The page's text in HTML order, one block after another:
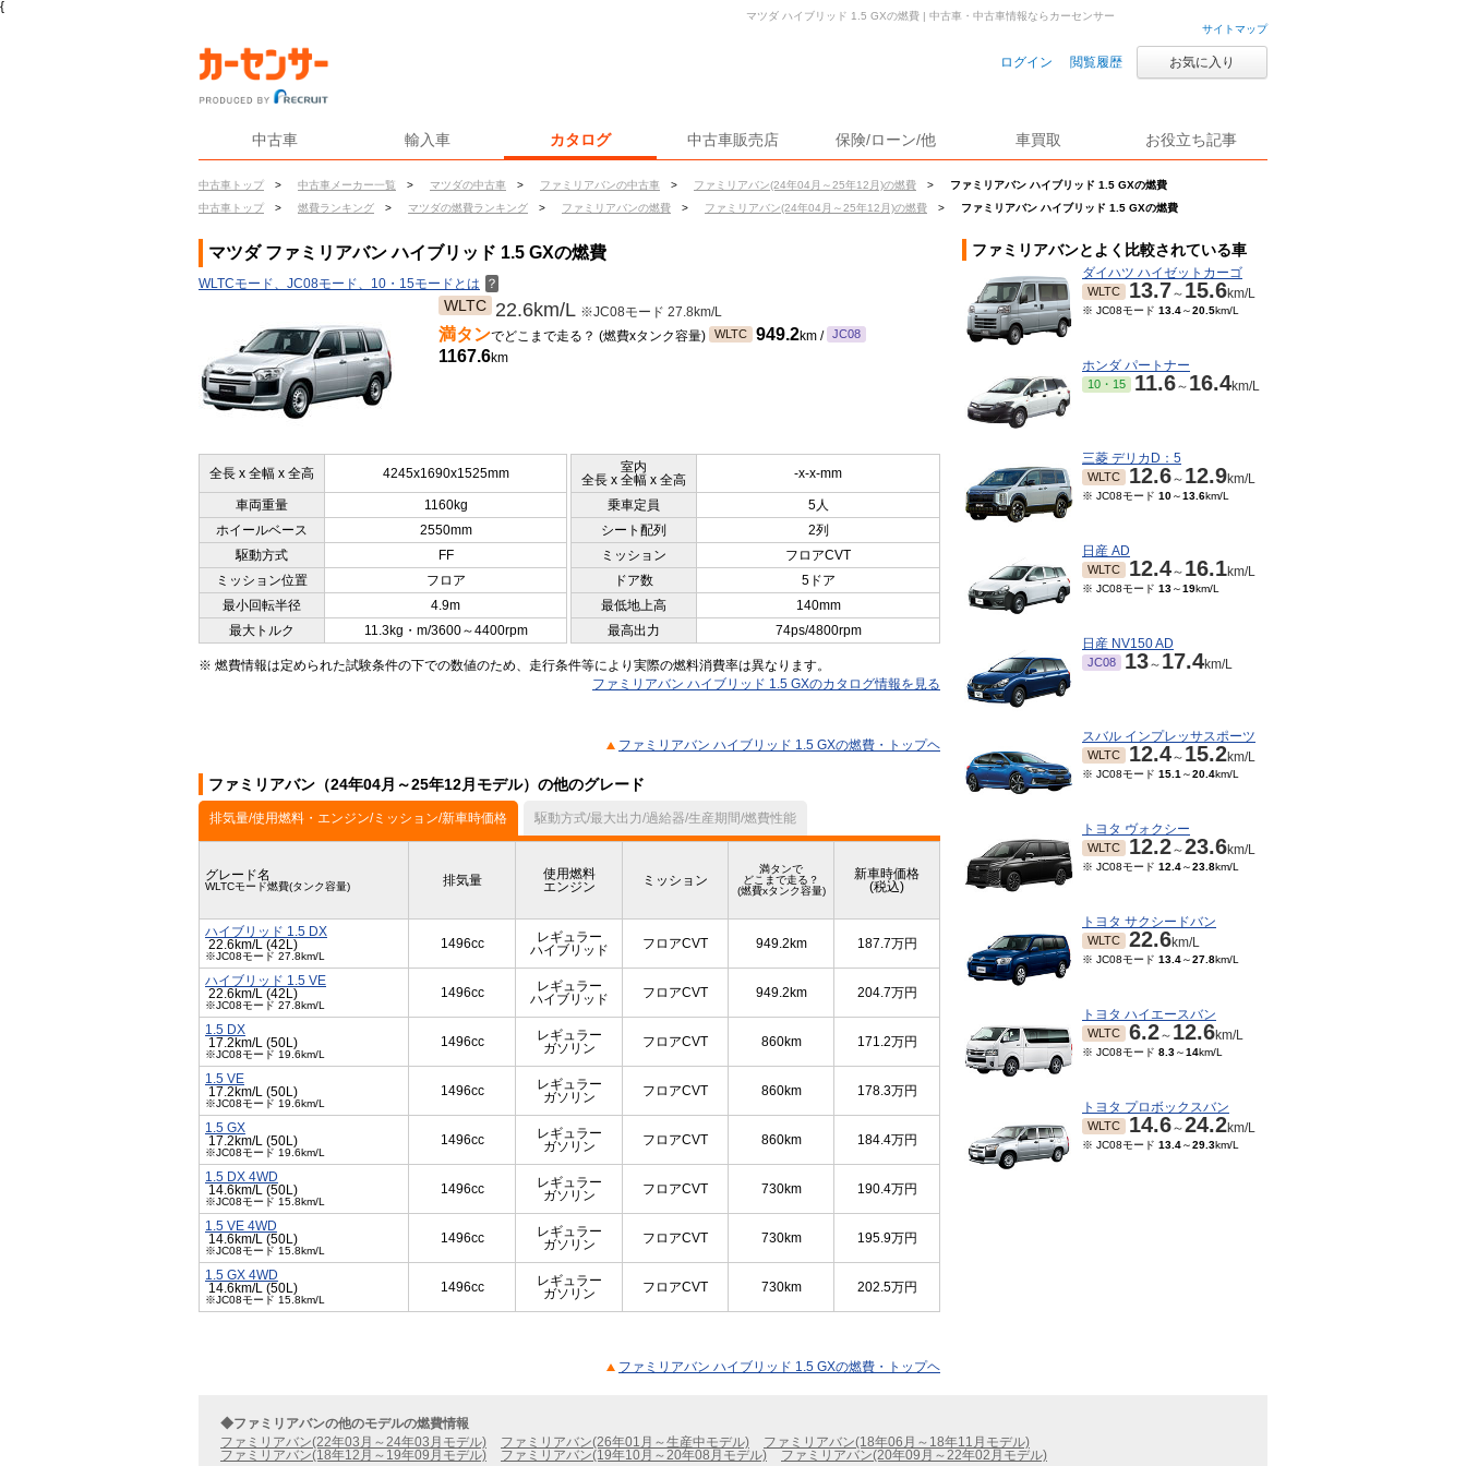
{
サイトマップ
ログイン 閲覧履歴 お気に入り
中古車 輸入車 カタログ 中古車販売店 保険/ローン/他 車買取 お役立ち記事
中古車トップ > 中古車メーカー一覧 > マツダの中古車 > ファミリアバンの中古車 > ファミリアバン(24年04月～25年12月)の燃費 >
ファミリアバン ハイブリッド 1.5 GXの燃費
中古車トップ
> 燃費ランキング > マツダの燃費ランキング > ファミリアバンの燃費 > ファミリアバン(24年04月～25年12月)の燃費 > ファミリアバン ハイブリッド 1.5 GXの燃費
マツダ ハイブリッド 1.5 GXの燃費 | 中古車・中古車情報ならカーセンサー
マツダ ファミリアバン ハイブリッド 1.5 GXの燃費
WLTCモード、JC08モード、10・15モードとは ？
WLTC 22.6km/L ※JC08モード 27.8km/L
満タンでどこまで走る？ (燃費xタンク容量) WLTC 949.2km / JC08
1167.6km
全長 x 全幅 x 全高 4245x1690x1525mm
室内
全長 x 全幅 x 全高
-x-x-mm
車両重量 1160kg 乗車定員
5人
ホイールベース
2550mm シート配列
2列
駆動方式
FF ミッション
フロアCVT
ミッション位置
フロア ドア数
5ドア
最小回転半径
4.9m 最低地上高
140mm
最大トルク
11.3kg・m/3600～4400rpm 最高出力 74ps/4800rpm
※ 燃費情報は定められた試験条件の下での数値のため、走行条件等により実際の燃料消費率は異なります。
ファミリアバン ハイブリッド 1.5 GXのカタログ情報を見る
ファミリアバン ハイブリッド 1.5 GXの燃費・トップヘ
ファミリアバン（24年04月～25年12月モデル）の他のグレード
排気量/使用燃料・エンジン/ミッション/新車時価格 駆動方式/最大出力/過給器/生産期間/燃費性能
グレード名
WLTCモード燃費(タンク容量) 排気量
使用燃料
エンジン
ミッション
満タンで
どこまで走る？
(燃費xタンク容量)
新車時価格
(税込)
ハイブリッド 1.5 DX
22.6km/L (42L)
※JC08モード 27.8km/L
1496cc
レギュラー
ハイブリッド
フロアCVT 949.2km 187.7万円
ハイブリッド 1.5 VE
22.6km/L (42L)
※JC08モード 27.8km/L
1496cc
レギュラー
ハイブリッド
フロアCVT 949.2km 204.7万円
1.5 DX
17.2km/L (50L)
※JC08モード 19.6km/L
1496cc
レギュラー
ガソリン
フロアCVT 860km 171.2万円
1.5 VE
17.2km/L (50L)
※JC08モード 19.6km/L
1496cc
レギュラー
ガソリン
フロアCVT 860km 178.3万円
1.5 GX
17.2km/L (50L)
※JC08モード 19.6km/L
1496cc
レギュラー
ガソリン
フロアCVT 860km 184.4万円
1.5 DX 4WD
14.6km/L (50L)
※JC08モード 15.8km/L
1496cc
レギュラー
ガソリン
フロアCVT 730km 190.4万円
1.5 VE 4WD
14.6km/L (50L)
※JC08モード 15.8km/L
1496cc
レギュラー
ガソリン
フロアCVT 730km 195.9万円
1.5 GX 4WD
14.6km/L (50L)
※JC08モード 15.8km/L
1496cc
レギュラー
ガソリン
フロアCVT 730km 202.5万円
ファミリアバン ハイブリッド 1.5 GXの燃費・トップヘ
ファミリアバンとよく比較されている車
ダイハツ ハイゼットカーゴ
WLTC 13.7～ 15.6km/L
※ JC08モード 13.4～20.5km/L
ホンダ パートナー
10・15 11.6～ 16.4km/L
三菱 デリカD：5
WLTC 12.6～ 12.9km/L
※ JC08モード 10～13.6km/L
日産 AD
WLTC 12.4～ 16.1km/L
※ JC08モード 13～19km/L
日産 NV150 AD
JC08 13～ 17.4km/L
スバル インプレッサスポーツ
WLTC 12.4～ 15.2km/L
※ JC08モード 15.1 ～20.4km/L
トヨタ ヴォクシー
WLTC 12.2～23.6km/L
※ JC08モード 12.4～23.8km/L
トヨタ サクシードバン
WLTC 22.6km/L
※ JC08モード 13.4～27.8km/L
トヨタ ハイエースバン
WLTC 6.2～ 12.6km/L
※ JC08モード 8.3～14km/L
トヨタ プロボックスバン
WLTC 14.6～24.2km/L
※ JC08モード 13.4～29.3km/L
◆ファミリアバンの他のモデルの燃費情報
ファミリアバン(22年03月～24年03月モデル)
ファミリアバン(26年01月～生産中モデル)
ファミリアバン(18年06月～18年11月モデル)
ファミリアバン(18年12月～19年09月モデル)
ファミリアバン(19年10月～20年08月モデル) ファミリアバン(20年09月～22年02月モデル)